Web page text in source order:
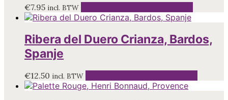
€7.95 incl. BTW
Ribera del Duero Crianza, Bardos,
Spanje
€12.50 incl. BTW